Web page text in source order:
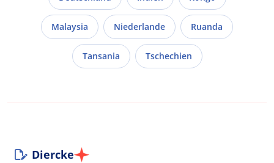
Malaysia Niederlande Ruanda
Tansania Tschechien
Diercke